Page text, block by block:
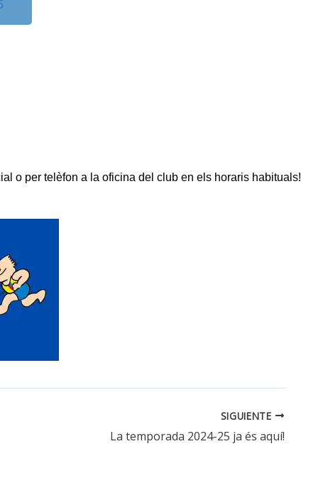
o per telèfon a la oficina del club en els horaris habituals!
SIGUIENTE
La temporada 2024-25 ja és aquí!